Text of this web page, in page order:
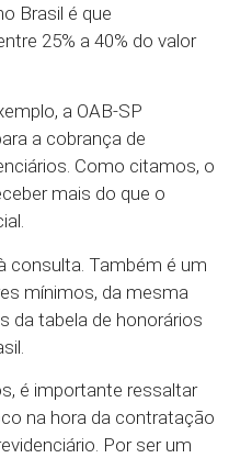
Brasil é que
25% a 40% do valor
a OAB-SP
a cobrança de
Como citamos, o
mais do que o
consulta. Também é um
mínimos, da mesma
da tabela de honorários
é importante ressaltar
na hora da contratação
Por ser um